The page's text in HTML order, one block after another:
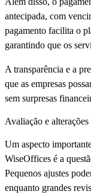
antecipada, com
pagamento facilita o
garantindo que os
A transparência e a
que as empresas
sem surpresas
Avaliação e alterações
Um aspecto
WiseOffices é a
Pequenos ajustes
enquanto grandes